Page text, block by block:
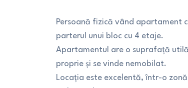
Persoană fizică vând apartament
parterul unui bloc cu 4 etaje.
Apartamentul are o suprafață
proprie și se vinde nemobilat.
Locația este excelentă, într-o